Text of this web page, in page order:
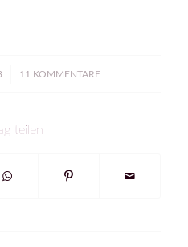
11 KOMMENTARE
teilen